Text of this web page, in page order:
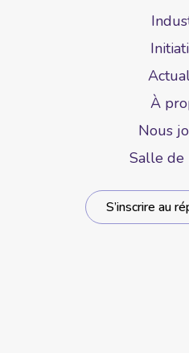
À
Nous
Salle de
S’inscrire au